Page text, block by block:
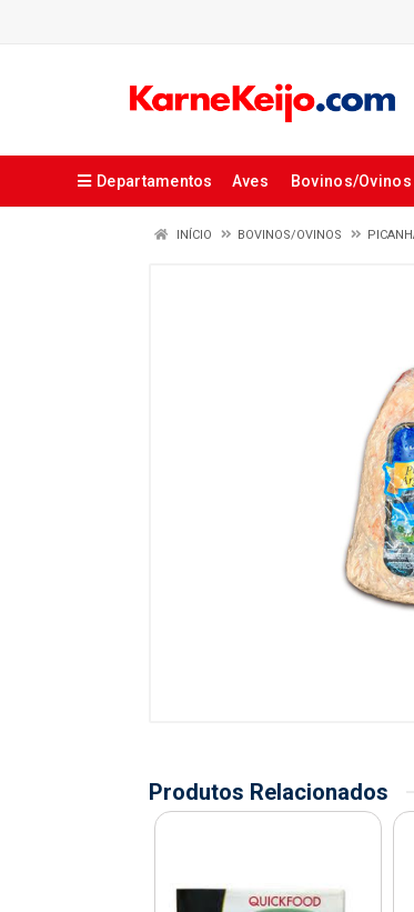
Departamentos Aves Bovinos/Ovinos
INÍCIO BOVINOS/OVINOS
Produtos Relacionados